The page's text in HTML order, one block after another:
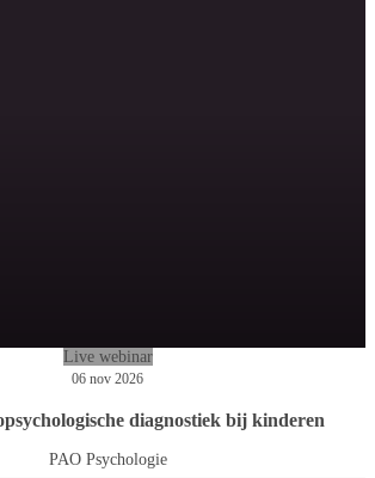
Live webinar
06 nov 2026
diagnostiek bij kinderen
PAO Psychologie